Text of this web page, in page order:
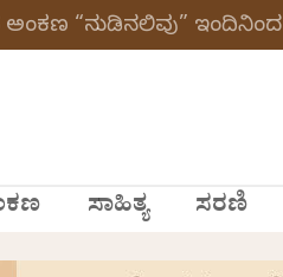
ಅಂಕಣ “ನುಡಿನಲಿವು” ಇಂದಿನಿಂದ
ಸಾಹಿತ್ಯ ಸರಣಿ